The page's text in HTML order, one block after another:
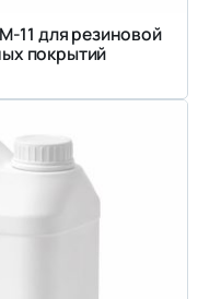
11 для резиновой
покрытий